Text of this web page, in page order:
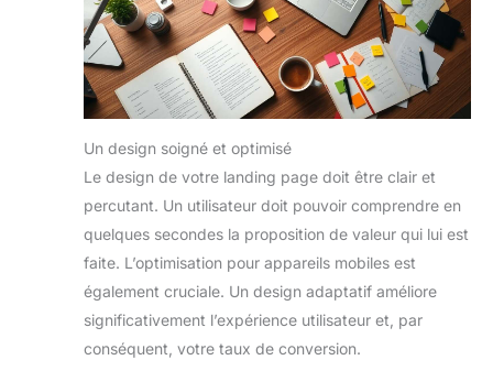
Un design soigné et optimisé
Le design de votre landing page doit être clair et
percutant. Un utilisateur doit pouvoir comprendre en
quelques secondes la proposition de valeur qui lui est
faite. L’optimisation pour appareils mobiles est
également cruciale. Un design adaptatif améliore
significativement l’expérience utilisateur et, par
conséquent, votre taux de conversion.